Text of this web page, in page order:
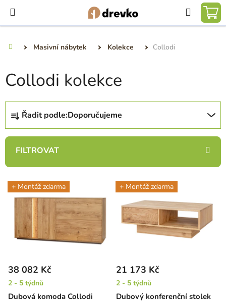
obsah
Hledat
Masivní nábytek Kolekce Collodi
Collodi kolekce
Ř
z
n
p
t
ů
Řadit podle:Doporučujeme
V
ý
r
o
d
+ Montáž zdarma
Dubová komoda Collodi
38 082 Kč
2 - 5 týdnů
+ Montáž zdarma
Dubový konferenční stolek
21 173 Kč
2 - 5 týdnů